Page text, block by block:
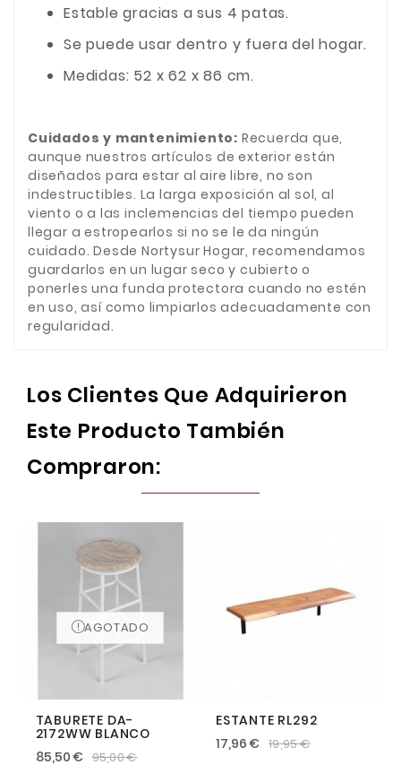
Estable gracias a sus 4 patas.
Se puede usar dentro y fuera del hogar.
Medidas: 52 x 62 x 86 cm.
Cuidados y mantenimiento: Recuerda que,
aunque nuestros artículos de exterior están
diseñados para estar al aire libre, no son
indestructibles. La larga exposición al sol, al
viento o a las inclemencias del tiempo pueden
llegar a estropearlos si no se le da ningún
cuidado. Desde Nortysur Hogar, recomendamos
guardarlos en un lugar seco y cubierto o
ponerles una funda protectora cuando no estén
en uso, así como limpiarlos adecuadamente con
regularidad.
Los Clientes Que Adquirieron
Este Producto También
Compraron:
AGOTADO
TABURETE DA-
2172WW BLANCO
85,50 € 95,00 €
ESTANTE RL292
17,96 € 19,95 €